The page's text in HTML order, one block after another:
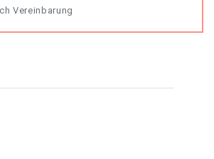
Vereinbarung